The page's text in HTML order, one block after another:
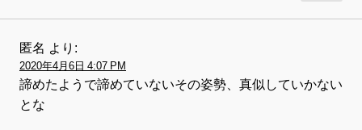
匿名 より:
2020年4月6日 4:07 PM
諦めたようで諦めていないその姿勢、真似していかない
とな